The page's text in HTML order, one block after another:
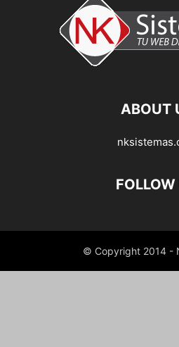
ABOUT
FOLLOW
© Copyright 2014 -